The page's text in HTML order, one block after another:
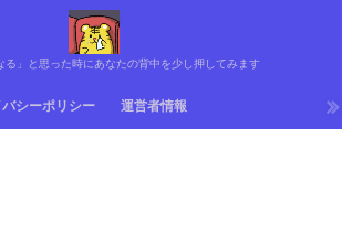
る」と思った時にあなたの背中を少し押してみます
バシーポリシー 運営者情報